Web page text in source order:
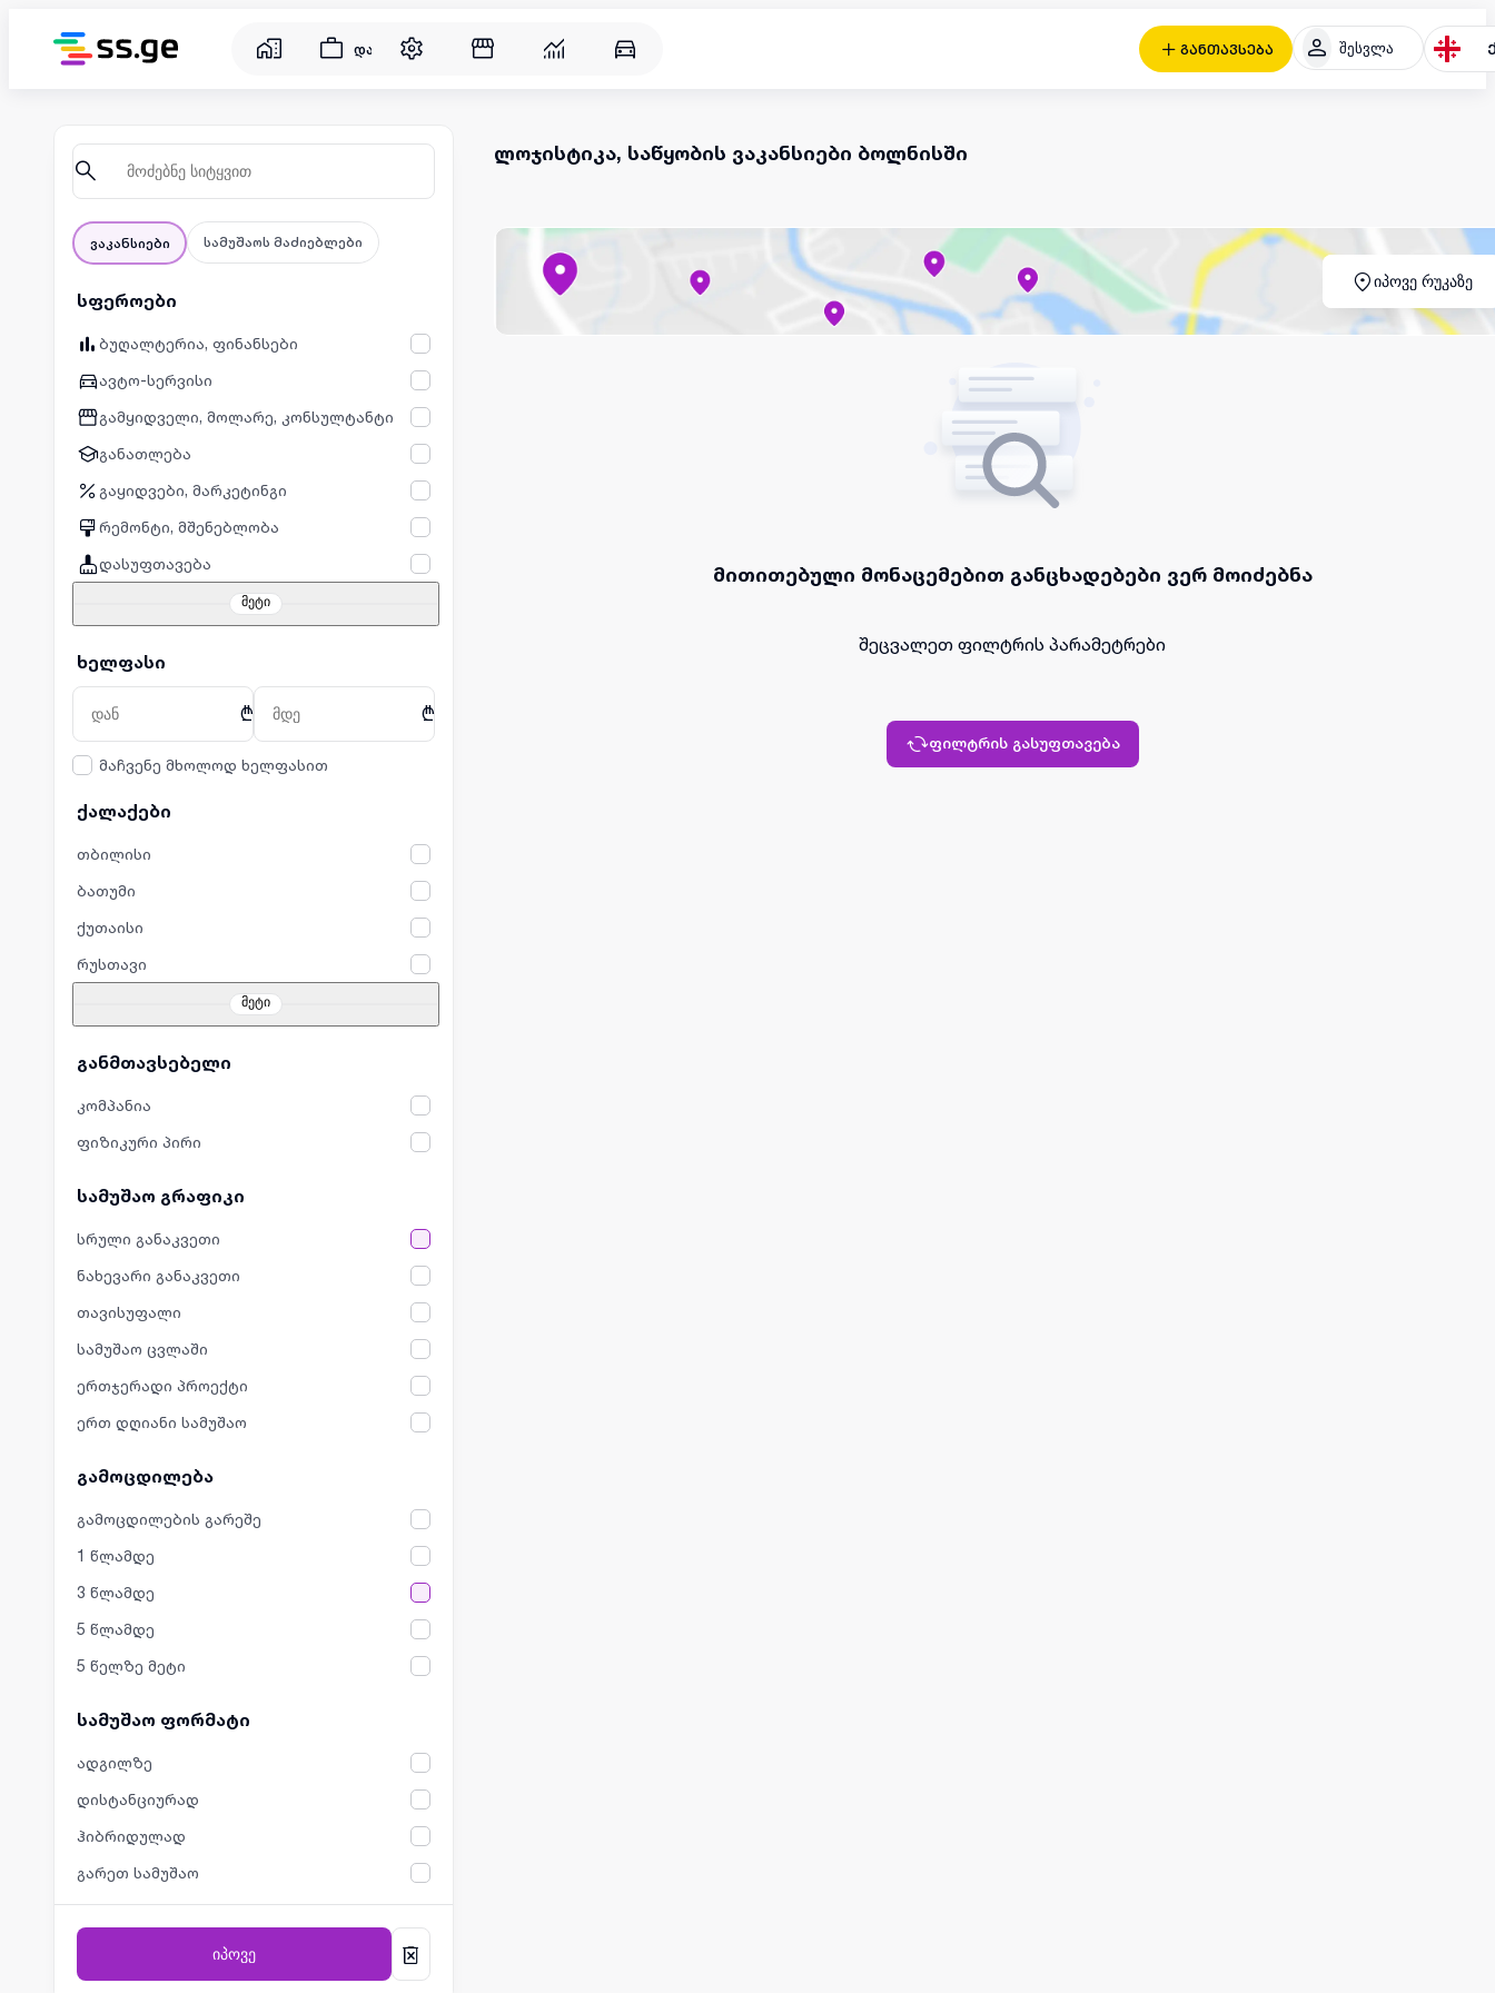
განთავსება შესვლა
დასაქმება
ვაკანსიები სამუშაოს მაძიებლები
სფეროები
ბუღალტერია, ფინანსები
ავტო-სერვისი
გამყიდველი, მოლარე, კონსულტანტი
განათლება
გაყიდვები, მარკეტინგი
რემონტი, მშენებლობა
დასუფთავება
მეტი
ხელფასი
₾ ₾
მაჩვენე მხოლოდ ხელფასით
ქალაქები
თბილისი
ბათუმი
ქუთაისი
რუსთავი
მეტი
განმთავსებელი
კომპანია
ფიზიკური პირი
სამუშაო გრაფიკი
სრული განაკვეთი
ნახევარი განაკვეთი
თავისუფალი
სამუშაო ცვლაში
ერთჯერადი პროექტი
ერთ დღიანი სამუშაო
გამოცდილება
გამოცდილების გარეშე
1 წლამდე
3 წლამდე
5 წლამდე
5 წელზე მეტი
სამუშაო ფორმატი
ადგილზე
დისტანციურად
ჰიბრიდულად
გარეთ სამუშაო
იპოვე
ლოჯისტიკა, საწყობის ვაკანსიები ბოლნისში
იპოვე რუკაზე
მითითებული მონაცემებით განცხადებები ვერ მოიძებნა
შეცვალეთ ფილტრის პარამეტრები
ფილტრის გასუფთავება